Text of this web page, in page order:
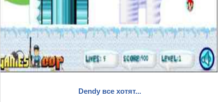
Dendy все хотят...